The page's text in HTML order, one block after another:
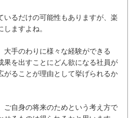
いるだけの可能性もありますが、楽
ますよね。
大手のわりに様々な経験ができる
果を出すことにどん欲になる社員が
がることが理由として挙げられるか
ご自身の将来のためという考え方で